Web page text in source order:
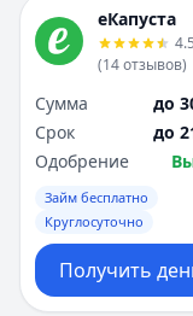
еКапуста
4.5
(14отзывов)
Сумма
до
Срок
до
Одобрение
Займ бесплатно
Круглосуточно
Получить